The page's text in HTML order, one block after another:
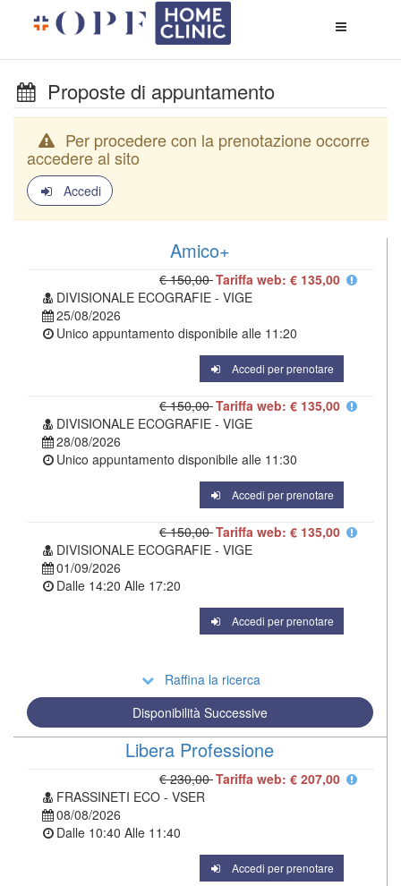
di
Proposte di appuntamento
Per procedere con la prenotazione occorre
accedere al sito
Accedi
Amico+
€ 150,00Tariffa web: € 135,00
DIVISIONALE ECOGRAFIE - VIGE
25/08/2026
Unico appuntamento disponibile alle 11:20
Accedi per prenotare
€ 150,00Tariffa web: € 135,00
DIVISIONALE ECOGRAFIE - VIGE
28/08/2026
Unico appuntamento disponibile alle 11:30
Accedi per prenotare
€ 150,00Tariffa web: € 135,00
DIVISIONALE ECOGRAFIE - VIGE
01/09/2026
Dalle 14:20 Alle 17:20
Accedi per prenotare
Raffina la ricerca
Disponibilità Successive
Libera Professione
€ 230,00Tariffa web: € 207,00
FRASSINETI ECO - VSER
08/08/2026
Dalle 10:40 Alle 11:40
Accedi per prenotare